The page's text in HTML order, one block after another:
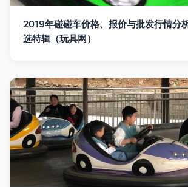
2019年碰碰车价格、报价与批发行情
选特辑（玩具网）